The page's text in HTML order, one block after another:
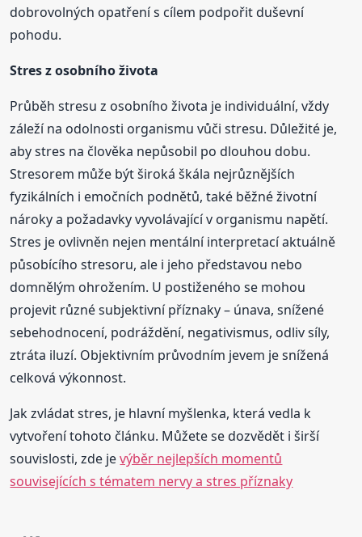
dobrovolných opatření s cílem podpořit duševní
pohodu.
Stres z osobního života
Průběh stresu z osobního života je individuální, vždy
záleží na odolnosti organismu vůči stresu. Důležité je,
aby stres na člověka nepůsobil po dlouhou dobu.
Stresorem může být široká škála nejrůznějších
fyzikálních i emočních podnětů, také běžné životní
nároky a požadavky vyvolávající v organismu napětí.
Stres je ovlivněn nejen mentální interpretací aktuálně
působícího stresoru, ale i jeho představou nebo
domnělým ohrožením. U postiženého se mohou
projevit různé subjektivní příznaky – únava, snížené
sebehodnocení, podráždění, negativismus, odliv síly,
ztráta iluzí. Objektivním průvodním jevem je snížená
celková výkonnost.
Jak zvládat stres, je hlavní myšlenka, která vedla k
vytvoření tohoto článku. Můžete se dozvědět i širší
souvislosti, zde jevýběr nejlepších momentů
souvisejících s tématem nervy a stres příznaky